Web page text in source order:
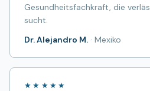
Gesundheitsfachkraft, die
sucht.
Dr. Alejandro M. · Mexiko
★★★★★